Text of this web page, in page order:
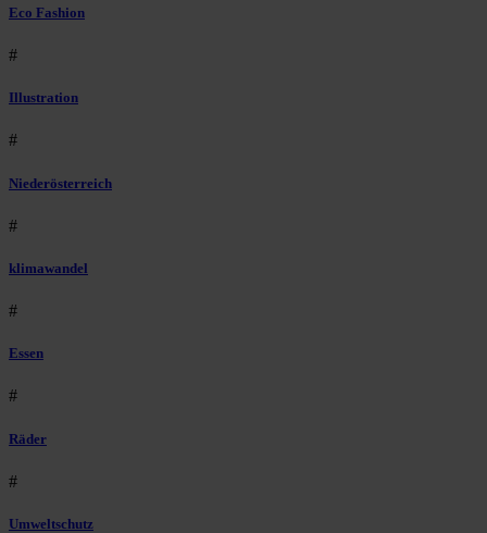
Eco Fashion
#
Illustration
#
Niederösterreich
#
klimawandel
#
Essen
#
Räder
#
Umweltschutz